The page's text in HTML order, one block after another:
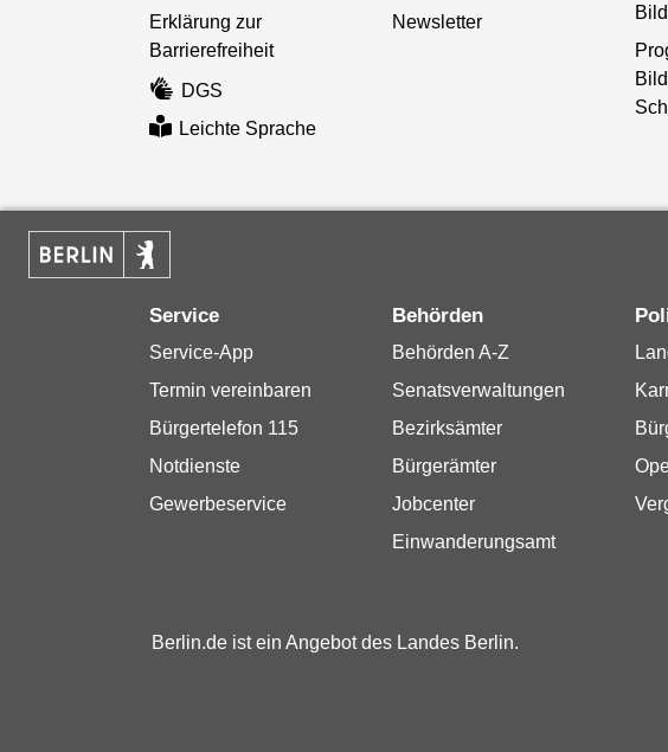
Erklärung zur
Barrierefreiheit
DGS
Leichte Sprache
Newsletter
Service
Service-App
Termin vereinbaren
Bürgertelefon 115
Notdienste
Gewerbeservice
Behörden
Behörden A-Z
Senatsverwaltungen
Bezirksämter
Bürgerämter
Jobcenter
Einwanderungsamt
Berlin.de ist ein Angebot des Landes Berlin.